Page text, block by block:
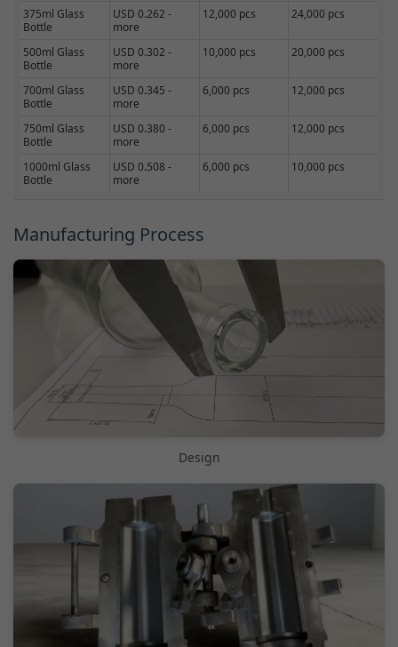
375ml Glass
Bottle
USD 0.262 -
more
12,000 pcs 24,000 pcs
500ml Glass
Bottle
USD 0.302 -
more
10,000 pcs 20,000 pcs
700ml Glass
Bottle
USD 0.345 -
more
6,000 pcs 12,000 pcs
750ml Glass
Bottle
USD 0.380 -
more
6,000 pcs 12,000 pcs
1000ml Glass
Bottle
USD 0.508 -
more
6,000 pcs 10,000 pcs
Manufacturing Process
Design